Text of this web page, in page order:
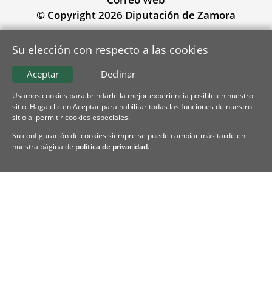
© Copyright 2026 Diputación de Zamora
Su elección con respecto a las cookies
Declinar
Aceptar
Usamos cookies para brindarle la mejor experiencia posible en nuestro
sitio. Haga clic en Aceptar para habilitar todas las funciones de nuestro
sitio al permitir cookies especiales.
Su configuración de cookies siempre se puede cambiar más tarde en
nuestra página de política de privacidad.